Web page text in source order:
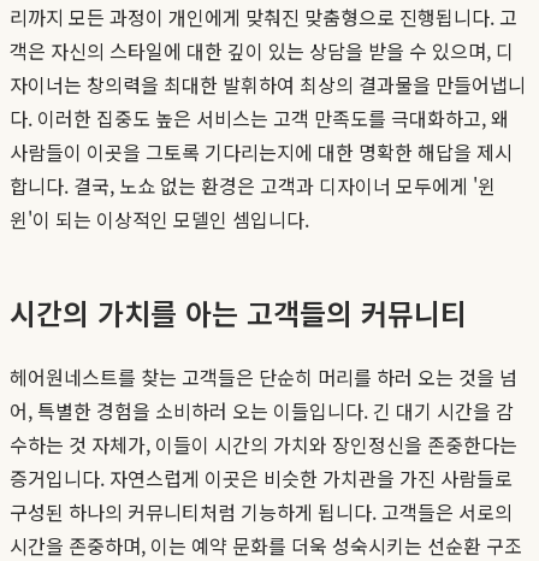
리까지 모든 과정이 개인에게 맞춰진 맞춤형으로 진행됩니다. 고
객은 자신의 스타일에 대한 깊이 있는 상담을 받을 수 있으며, 디
자이너는 창의력을 최대한 발휘하여 최상의 결과물을 만들어냅니
다. 이러한 집중도 높은 서비스는 고객 만족도를 극대화하고, 왜
사람들이 이곳을 그토록 기다리는지에 대한 명확한 해답을 제시
합니다. 결국, 노쇼 없는 환경은 고객과 디자이너 모두에게 '윈
윈'이 되는 이상적인 모델인 셈입니다.
시간의 가치를 아는 고객들의 커뮤니티
헤어원네스트를 찾는 고객들은 단순히 머리를 하러 오는 것을 넘
어, 특별한 경험을 소비하러 오는 이들입니다. 긴 대기 시간을 감
수하는 것 자체가, 이들이 시간의 가치와 장인정신을 존중한다는
증거입니다. 자연스럽게 이곳은 비슷한 가치관을 가진 사람들로
구성된 하나의 커뮤니티처럼 기능하게 됩니다. 고객들은 서로의
시간을 존중하며, 이는 예약 문화를 더욱 성숙시키는 선순환 구조